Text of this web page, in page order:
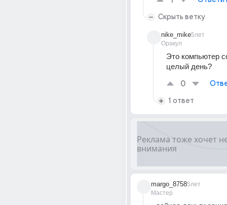
Скрыть ветку
nike_mike
Оракул
5лет
Это компьютер
целый день?
0
1 ответ
margo_8758
Мастер
5лет